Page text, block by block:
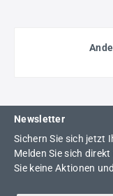
Newsletter
Sichern Sie sich jetzt
Melden Sie sich
Sie keine Aktionen